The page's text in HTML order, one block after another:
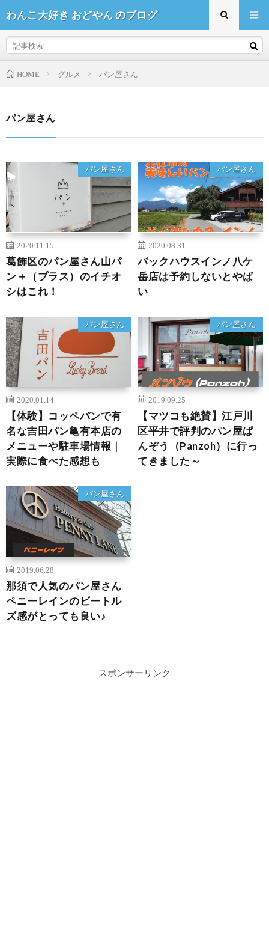
わんこ大好き おどやん のブログ
HOME グルメ パン屋さん
パン屋さん
パン屋さん
2020.11.15
葛飾区のパン屋さん山パ
ン＋（プラス）のイチオ
シはこれ！
パン屋さん
2020.08.31
バックハウスインノ八ケ
岳店は予約しないとやば
い
パン屋さん
2020.01.14
【体験】コッペパンで有
名な吉田パン亀有本店の
メニューや駐車場情報｜
実際に食べた感想も
パン屋さん
2019.09.25
【マツコも絶賛】江戸川
区平井で評判のパン屋ぱ
んぞう（Panzoh）に行っ
てきました～
パン屋さん
2019.06.28
那須で人気のパン屋さん
ペニーレインのビートル
ズ感がとっても良い♪
スポンサーリンク